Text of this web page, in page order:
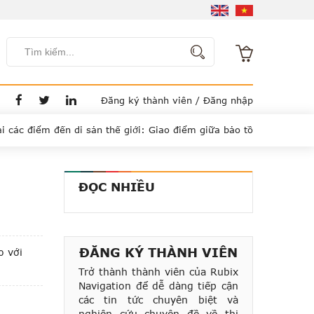
Đăng ký thành viên / Đăng nhập
đến di sản thế giới: Giao điểm giữa bảo tồn và kinh doanh
dưỡng Việt Nam trong năm 2023
Giá phòng khách sạn tại
lạm phát và thị trường bất động sản
thế giới Four Seasons Bức tranh du lịch châu Á trong
với
ĐỌC NHIỀU
ĐĂNG KÝ THÀNH VIÊN
Trở thành thành viên của Rubix
Navigation để dễ dàng tiếp cận
các tin tức chuyên biệt và